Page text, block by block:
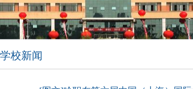
学校新闻